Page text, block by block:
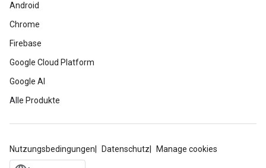
Android
Chrome
Firebase
Google Cloud Platform
Google AI
Alle Produkte
Nutzungsbedingungen Datenschutz Manage cookies